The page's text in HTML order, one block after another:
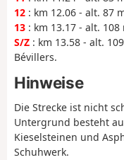
12 : km 12.06 - alt. 87
13 : km 13.17 - alt.
S/Z : km 13.58 - alt.
Bévillers.
Hinweise
Die Strecke ist nicht
Untergrund besteht
Kieselsteinen und
Schuhwerk.